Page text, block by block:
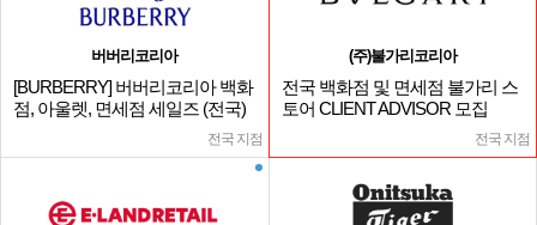
버버리코리아
[BURBERRY] 버버리코리아 백화
점, 아울렛, 면세점 세일즈 (전국)
전국 지점
(주)불가리코리아
전국 백화점 및 면세점 불가리 스
토어 CLIENT ADVISOR 모집
전국 지점